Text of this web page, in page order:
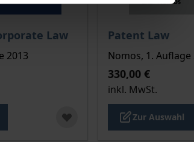
Law
richtet sich nach der gewählten
2013
Patent Law
Der Preis dieses
Nomos, 1. Auflage
330,00 €
inkl. MwSt.
Zur Auswahl